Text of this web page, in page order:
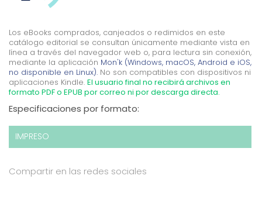
Los eBooks comprados, canjeados o redimidos en este
catálogo editorial se consultan únicamente mediante vista en
línea a través del navegador web o, para lectura sin conexión,
mediante la aplicación Mon'k (Windows, macOS, Android e iOS,
no disponible en Linux). No son compatibles con dispositivos ni
aplicaciones Kindle. El usuario final no recibirá archivos en
formato PDF o EPUB por correo ni por descarga directa.
Especificaciones por formato:
IMPRESO
Compartir en las redes sociales